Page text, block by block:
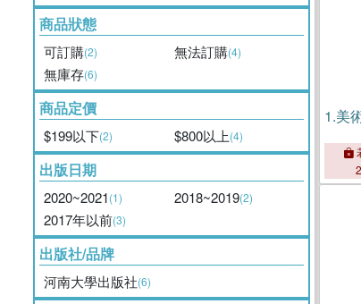
商品狀態
可訂購(2) 無法訂購(4)
無庫存(6)
商品定價
$199以下(2) $800以上(4)
出版日期
2020~2021(1) 2018~2019(2)
2017年以前(3)
出版社/品牌
河南大學出版社(6)
1.美